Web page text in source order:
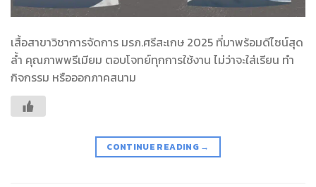
เสื้อสาขาวิชาการจัดการ มรภ.ศรีสะเกษ 2025 ที่มาพร้อมดีไซน์สุด
ล้ำ คุณภาพพรีเมียม ตอบโจทย์ทุกการใช้งาน ไม่ว่าจะใส่เรียน ทำ
กิจกรรม หรือออกภาคสนาม
CONTINUE READING →